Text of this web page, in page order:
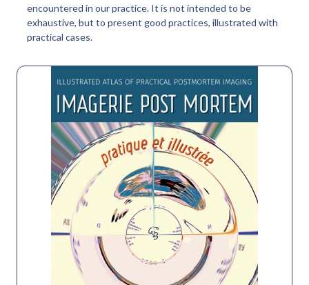
encountered in our practice. It is not intended to be
exhaustive, but to present good practices, illustrated with
practical cases.